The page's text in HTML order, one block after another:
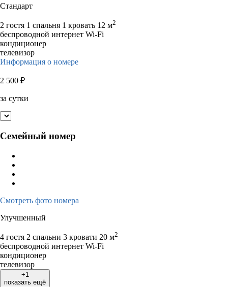
Стандарт
2 гостя 1 спальня 1 кровать 12 м2
беспроводной интернет Wi-Fi
кондиционер
телевизор
Информация о номере
2 500 ₽
за сутки
Семейный номер
Смотреть фото номера
Улучшенный
4 гостя 2 спальни 3 кровати 20 м2
беспроводной интернет Wi-Fi
кондиционер
телевизор
+1
показать ещё